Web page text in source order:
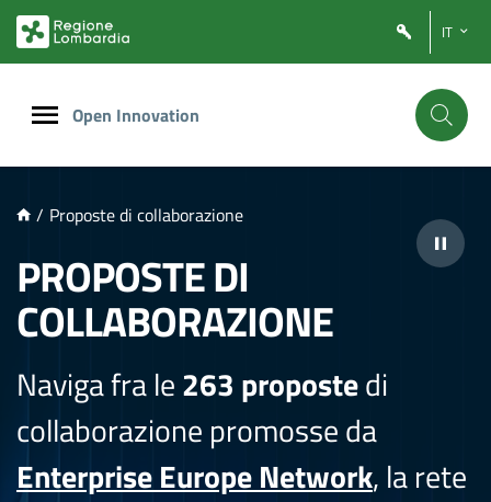
PRINCIPALE
IT
Open Innovation
/ Proposte di collaborazione
PROPOSTE DI
COLLABORAZIONE
Naviga fra le263 propostedi
collaborazione promosse da
Enterprise Europe Network, la rete